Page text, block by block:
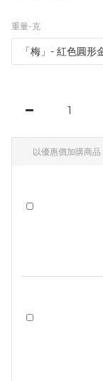
重量-克
以優惠價加購商品